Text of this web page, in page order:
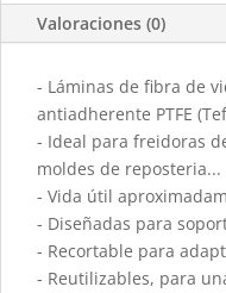
Valoraciones (0)
- Láminas de fibra de
antiadherente PTFE
- Ideal para freidoras
moldes de reposteria...
- Vida útil
- Diseñadas para
- Recortable para
- Reutilizables, para